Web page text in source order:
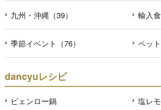
九州・沖縄（39） 輸入食
季節イベント（76） ペッ
dancyuレシピ
ピェンロー鍋 塩レ